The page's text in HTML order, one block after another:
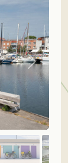
Suivant